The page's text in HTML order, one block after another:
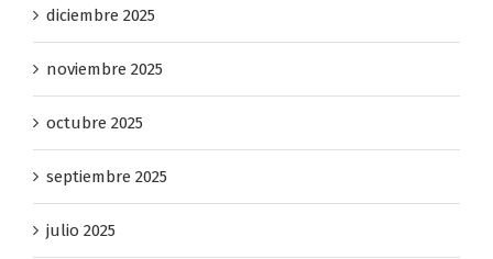
diciembre 2025
noviembre 2025
octubre 2025
septiembre 2025
julio 2025